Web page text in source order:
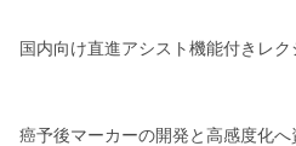
国内向け直進アシスト機能付きレ
癌予後マーカーの開発と高感度化